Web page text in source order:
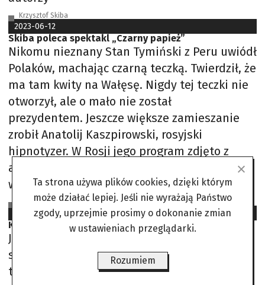
Krzysztof Skiba
2023-06-12
Skiba poleca spektakl „Czarny papież”
Nikomu nieznany Stan Tymiński z Peru uwiódł
Polaków, machając czarną teczką. Twierdził, że
ma tam kwity na Wałęsę. Nigdy tej teczki nie
otworzył, ale o mało nie został
prezydentem. Jeszcze większe zamieszanie
zrobił Anatolij Kaszpirowski, rosyjski
hipnotyzer. W Rosji jego program zdjęto z
anteny, bo władze uznały, że wprowadza
widzów w zbiorową psychozę.
Krzysztof Skiba
2023-05-29
Krzysztof Skiba poleca: „Texas Jim”
Jednak pewnego dnia w miasteczku zjawia się
samotny jeździec znikąd. Jest przystojny,
tajemniczy i świetnie strzela. Gdy wchodzi do
Ta strona używa plików cookies, dzięki którym
może działać lepiej. Jeśli nie wyrażają Państwo
zgody, uprzejmie prosimy o dokonanie zmian
w ustawieniach przeglądarki.
Rozumiem